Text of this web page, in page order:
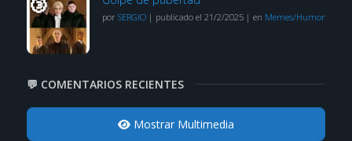
por SERGIO| publicado el 21/2/2025| en Memes/Humor
💬 COMENTARIOS RECIENTES
Mostrar Multimedia